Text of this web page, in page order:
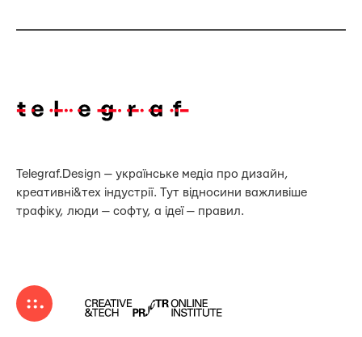
Telegraf.Design — українське медіа про дизайн,
креативні&тех індустрії. Тут відносини важливіше
трафіку, люди — софту, а ідеї — правил.